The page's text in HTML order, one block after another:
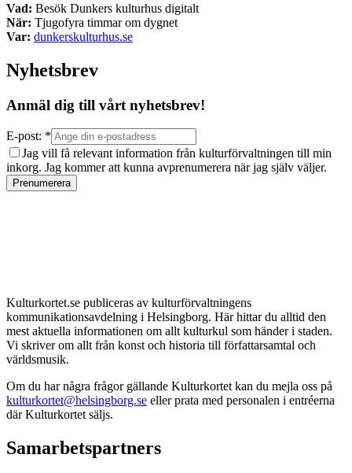
Vad: Besök Dunkers kulturhus digitalt
När: Tjugofyra timmar om dygnet
Var: dunkerskulturhus.se
Nyhetsbrev
Anmäl dig till vårt nyhetsbrev!
E-post: *
Jag vill få relevant information från kulturförvaltningen till min
inkorg. Jag kommer att kunna avprenumerera när jag själv väljer.
Prenumerera
Kulturkortet.se publiceras av kulturförvaltningens
kommunikationsavdelning i Helsingborg. Här hittar du alltid den
mest aktuella informationen om allt kulturkul som händer i staden.
Vi skriver om allt från konst och historia till författarsamtal och
världsmusik.
Om du har några frågor gällande Kulturkortet kan du mejla oss på
kulturkortet@helsingborg.se eller prata med personalen i entréerna
där Kulturkortet säljs.
Samarbetspartners